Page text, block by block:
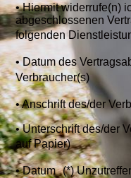
• Hiermit widerrufe(n)
abgeschlossenen
folgenden
• Datum des
Verbraucher(s)
• Anschrift des/der
• Unterschrift des/der
auf Papier)
• Datum (*)